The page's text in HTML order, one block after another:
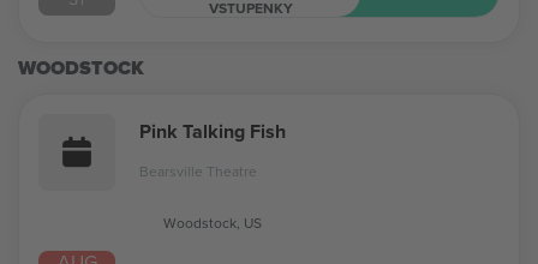
VSTUPENKY
WOODSTOCK
Pink Talking Fish
Bearsville Theatre
Woodstock, US